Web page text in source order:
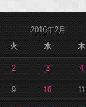
2016年2月
火 水 木
2 3 4
9 10 11